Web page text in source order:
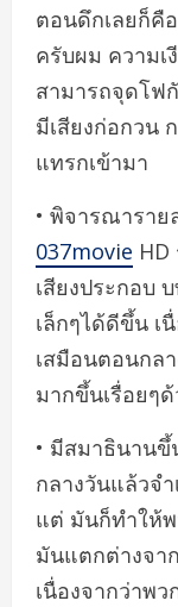
ตอนดึกเลยก็คื
ครับผม ความเ
สามารถจุดโฟ
มีเสียงก่อกวน
แทรกเข้ามา
• พิจารณาราย
037movie
เสียงประกอบ
เล็กๆได้ดีขึ้น เ
เสมือนตอนกล
มากขึ้นเรื่อยๆด้
• มีสมาธินานขึ้
กลางวันแล้วจ
แต่ มันก็ทำให้
มันแตกต่างจา
เนื่องจากว่าพ